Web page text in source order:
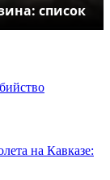
список
на Кавказе: